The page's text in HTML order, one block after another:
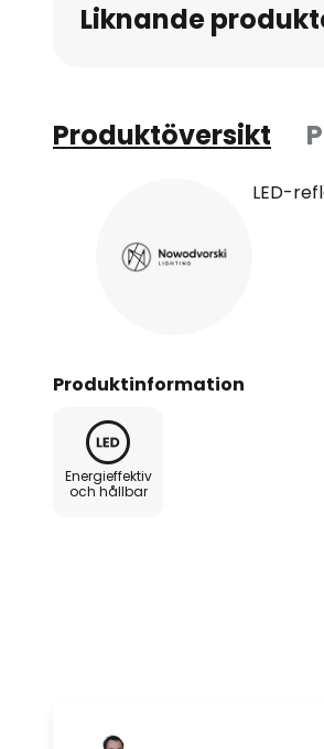
bildgalleriet
Liknande
Produktöversikt
LED-
Produktinformation
Energieffektiv
och hållbar